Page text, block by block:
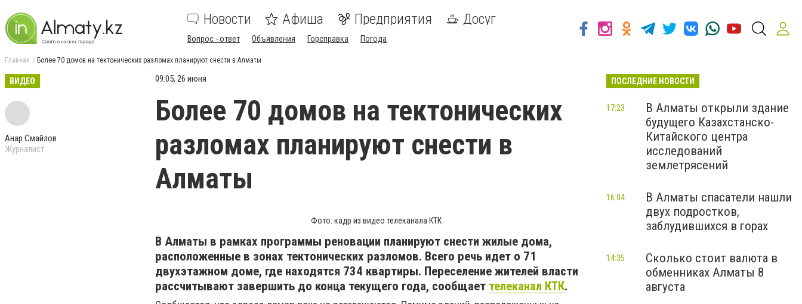
Новости Афиша Предприятия Досуг
Вопрос - ответ Объявления Горсправка Погода
Главная Более 70 домов на тектонических разломах планируют снести в Алматы
ВИДЕО
Анар Смайлов
Журналист
09:05, 26 июня
Более 70 домов на тектонических
разломах планируют снести в
Алматы
Фото: кадр из видео телеканала КТК
В Алматы в рамках программы реновации планируют снести жилые дома,
расположенные в зонах тектонических разломов. Всего речь идет о 71
двухэтажном доме, где находятся 734 квартиры. Переселение жителей власти
рассчитывают завершить до конца текущего года, cообщает телеканал КТК.
ПОСЛЕДНИЕ НОВОСТИ
В Алматы открыли здание
будущего Казахстанско-
Китайского центра
исследований
землетрясений
17:23
В Алматы спасатели нашли
двух подростков,
заблудившихся в горах
16:04
Сколько стоит валюта в
обменниках Алматы 8
августа
14:35